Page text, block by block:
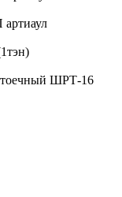
ШРТ-16